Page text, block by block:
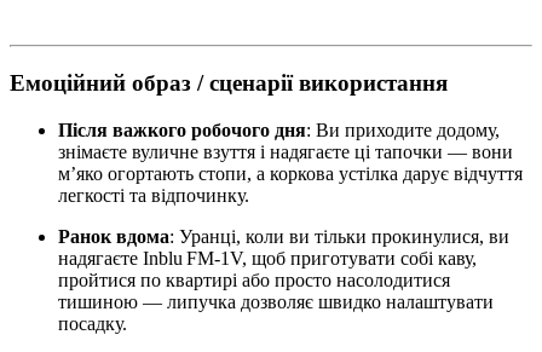
Емоційний образ / сценарії використання
Після важкого робочого дня: Ви приходите додому,
знімаєте вуличне взуття і надягаєте ці тапочки — вони
м’яко огортають стопи, а коркова устілка дарує відчуття
легкості та відпочинку.
Ранок вдома: Уранці, коли ви тільки прокинулися, ви
надягаєте Inblu FM‑1V, щоб приготувати собі каву,
пройтися по квартирі або просто насолодитися
тишиною — липучка дозволяє швидко налаштувати
посадку.